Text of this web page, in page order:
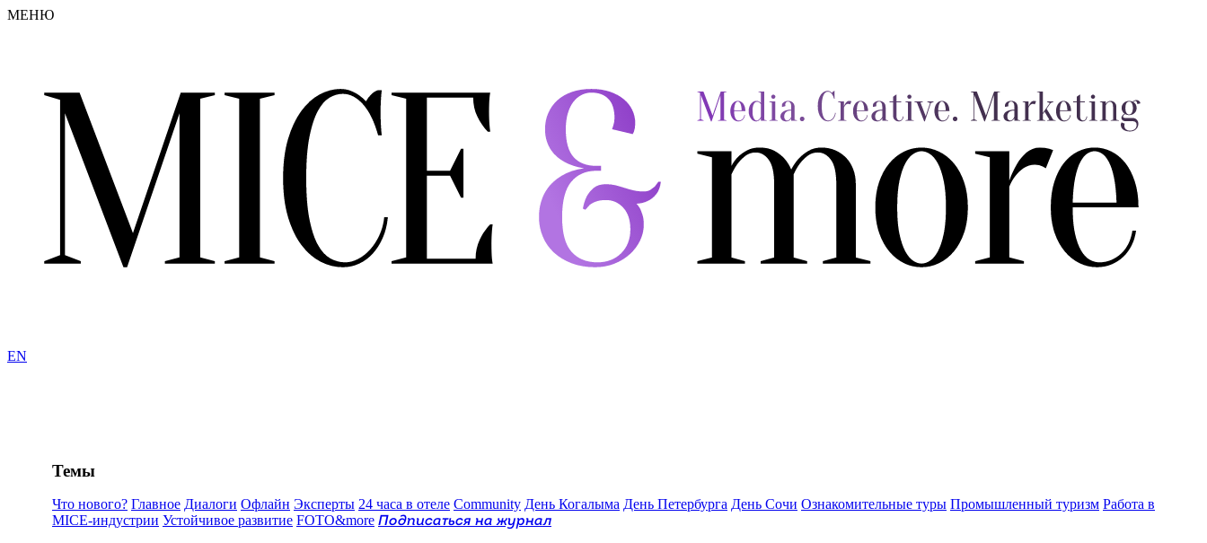
МЕНЮ
EN
Темы
Что нового? Главное Диалоги Офлайн Эксперты 24 часа в отеле Community День Когалыма День Петербурга День Сочи Ознакомительные туры Промышленный туризм Работа в
MICE-индустрии Устойчивое развитие FOTO&more Подписаться на журнал